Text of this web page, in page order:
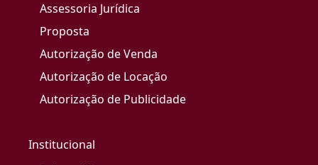
Assessoria Jurídica
Proposta
Autorização de Venda
Autorização de Locação
Autorização de Publicidade
Institucional